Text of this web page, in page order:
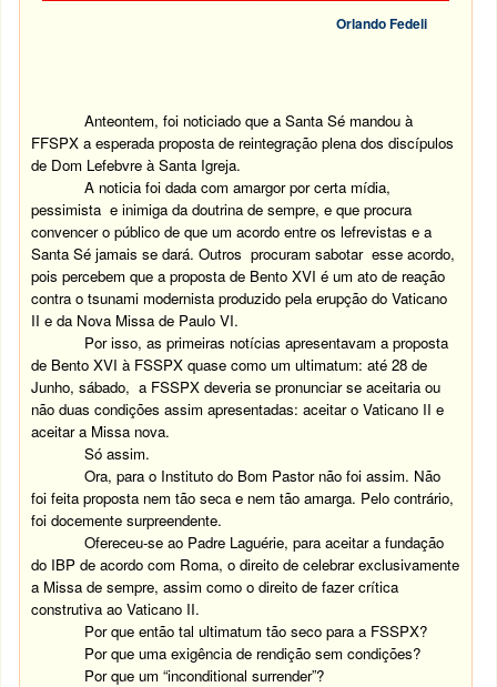
Orlando Fedeli
Anteontem, foi noticiado que a Santa Sé mandou à
FFSPX a esperada proposta de reintegração plena dos discípulos
de Dom Lefebvre à Santa Igreja.
A noticia foi dada com amargor por certa mídia,
pessimista e inimiga da doutrina de sempre, e que procura
convencer o público de que um acordo entre os lefrevistas e a
Santa Sé jamais se dará. Outros procuram sabotar esse acordo,
pois percebem que a proposta de Bento XVI é um ato de reação
contra o tsunami modernista produzido pela erupção do Vaticano
II e da Nova Missa de Paulo VI.
Por isso, as primeiras notícias apresentavam a proposta
de Bento XVI à FSSPX quase como um ultimatum: até 28 de
Junho, sábado, a FSSPX deveria se pronunciar se aceitaria ou
não duas condições assim apresentadas: aceitar o Vaticano II e
aceitar a Missa nova.
Só assim.
Ora, para o Instituto do Bom Pastor não foi assim. Não
foi feita proposta nem tão seca e nem tão amarga. Pelo contrário,
foi docemente surpreendente.
Ofereceu-se ao Padre Laguérie, para aceitar a fundação
do IBP de acordo com Roma, o direito de celebrar exclusivamente
a Missa de sempre, assim como o direito de fazer crítica
construtiva ao Vaticano II.
Por que então tal ultimatum tão seco para a FSSPX?
Por que uma exigência de rendição sem condições?
Por que um “inconditional surrender”?